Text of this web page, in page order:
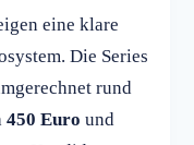
eine klare
Die Series
rund
450 Euro und